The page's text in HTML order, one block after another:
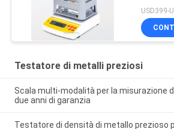
USD399-
Testatore di metalli preziosi
Scala multi-modalità per la misurazione
due anni di garanzia
Testatore di densità di metallo prezioso